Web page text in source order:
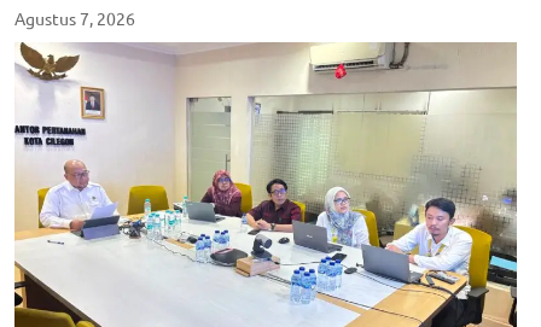
Agustus 7, 2026